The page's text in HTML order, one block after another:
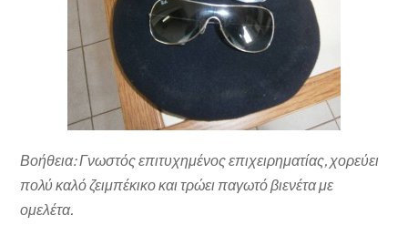
Βοήθεια: Γνωστός επιτυχημένος επιχειρηματίας, χορεύει
πολύ καλό ζειμπέκικο και τρώει παγωτό βιενέτα με
ομελέτα.